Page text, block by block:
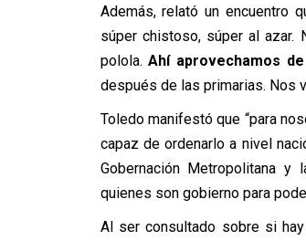
Además, relató un encuentro
súper chistoso, súper al azar.
polola.Ahí aprovechamos
después de las primarias. Nos
Toledo manifestó que “para
capaz de ordenarlo a nivel
Gobernación Metropolitana
quienes son gobierno para
Al ser consultado sobre si